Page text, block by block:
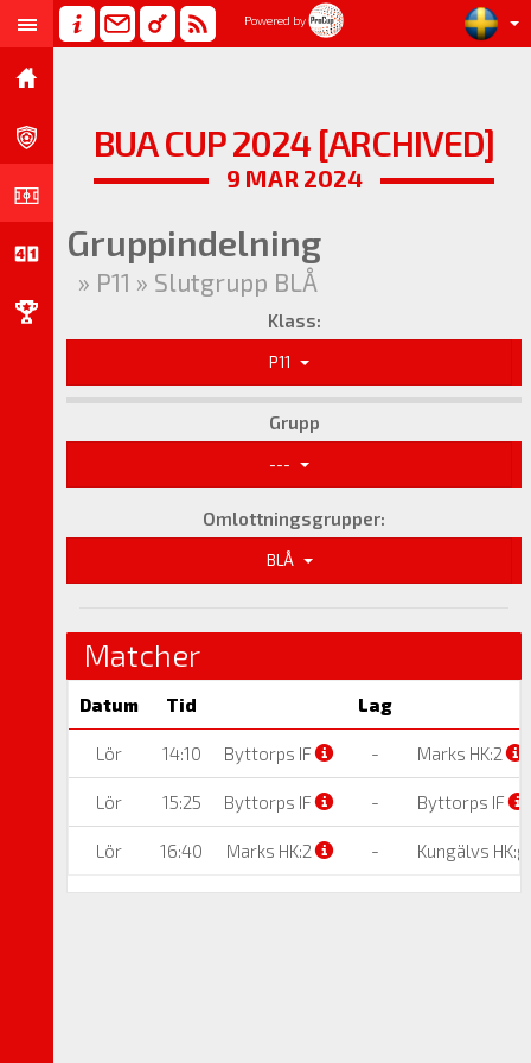
Powered by
BUA CUP 2024 [ARCHIVED]
9 MAR 2024
Gruppindelning
» P11 » Slutgrupp BLÅ
Klass:
P11
Grupp
---
Omlottningsgrupper:
BLÅ
Matcher
Datum Tid Lag
Lör 14:10 Byttorps IF - Marks HK:2
Lör 15:25 Byttorps IF - Byttorps IF
Lör 16:40 Marks HK:2 - Kungälvs